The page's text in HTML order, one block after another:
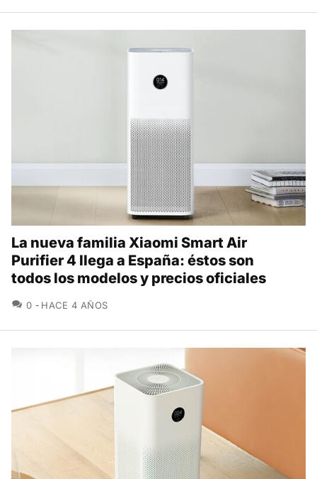
La nueva familia Xiaomi Smart Air
Purifier 4 llega a España: éstos son
todos los modelos y precios oficiales
0 COMENTARIOS
HACE 4 AÑOS